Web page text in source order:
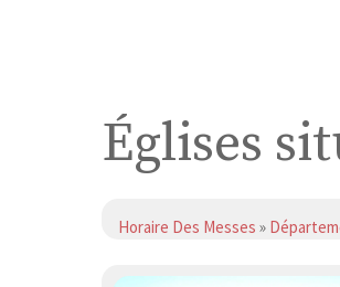
Églises
Horaire Des Messes »